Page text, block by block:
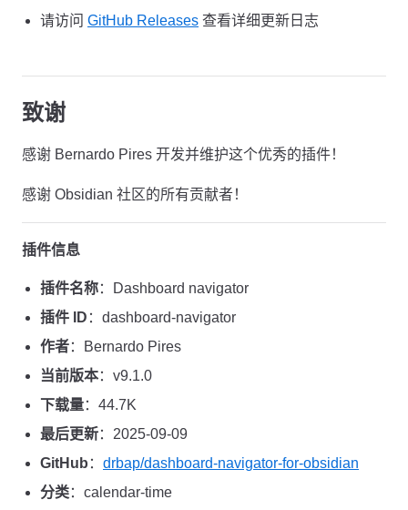
请访问 GitHub Releases 查看详细更新日志
致谢
感谢 Bernardo Pires 开发并维护这个优秀的插件！
感谢 Obsidian 社区的所有贡献者！
插件信息
插件名称：Dashboard navigator
插件 ID ：dashboard-navigator
作者：Bernardo Pires
当前版本：v9.1.0
下载量：44.7K
最后更新：2025-09-09
GitHub ： drbap/dashboard-navigator-for-obsidian
分类：calendar-time